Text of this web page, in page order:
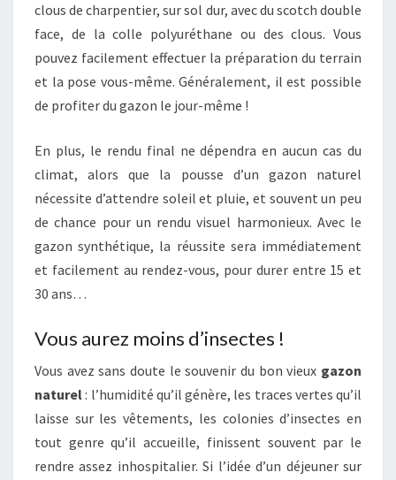
clous de charpentier, sur sol dur, avec du scotch double
face, de la colle polyuréthane ou des clous. Vous
pouvez facilement effectuer la préparation du terrain
et la pose vous-même. Généralement, il est possible
de profiter du gazon le jour-même !
En plus, le rendu final ne dépendra en aucun cas du
climat, alors que la pousse d’un gazon naturel
nécessite d’attendre soleil et pluie, et souvent un peu
de chance pour un rendu visuel harmonieux. Avec le
gazon synthétique, la réussite sera immédiatement
et facilement au rendez-vous, pour durer entre 15 et
30 ans…
Vous aurez moins d’insectes !
Vous avez sans doute le souvenir du bon vieux gazon
naturel: l’humidité qu’il génère, les traces vertes qu’il
laisse sur les vêtements, les colonies d’insectes en
tout genre qu’il accueille, finissent souvent par le
rendre assez inhospitalier. Si l’idée d’un déjeuner sur